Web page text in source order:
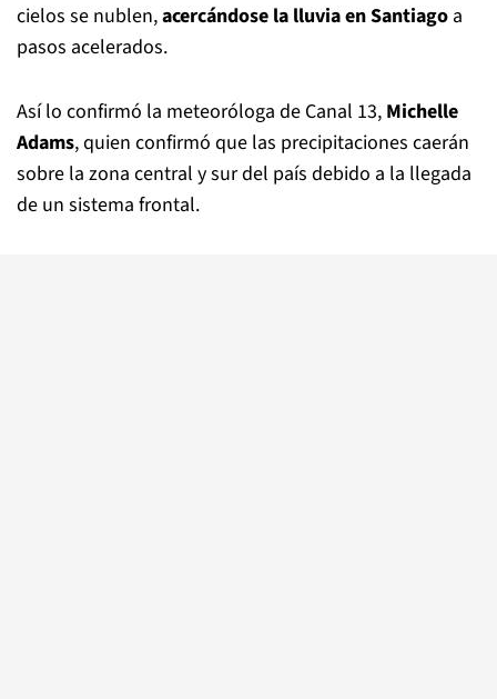
cielos se nublen,acercándose la lluvia en Santiago a
pasos acelerados.
Así lo confirmó la meteoróloga de Canal 13, Michelle
Adams, quien confirmó que las precipitaciones caerán
sobre la zona central y sur del país debido a la llegada
de un sistema frontal.